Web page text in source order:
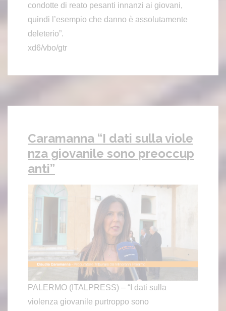
condotte di reato pesanti innanzi ai giovani,
quindi l’esempio che danno è assolutamente
deleterio”.
xd6/vbo/gtr
Caramanna “I dati sulla viole
nza giovanile sono preoccup
anti”
PALERMO (ITALPRESS) – “I dati sulla
violenza giovanile purtroppo sono